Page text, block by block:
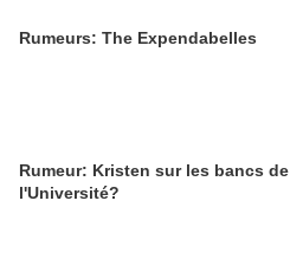
Rumeurs: The Expendabelles
Rumeur: Kristen sur les bancs de
l'Université?